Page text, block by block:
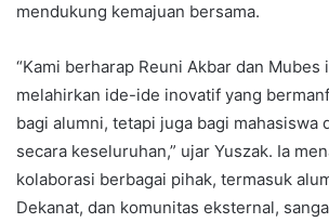
mendukung kemajuan bersama.
“Kami berharap Reuni Akbar dan Mubes
melahirkan ide-ide inovatif yang
bagi alumni, tetapi juga bagi mahasiswa
secara keseluruhan,” ujar Yuszak. Ia
kolaborasi berbagai pihak, termasuk
Dekanat, dan komunitas eksternal,